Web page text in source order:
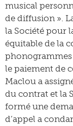
musical
de diffusion ».
la Société pour
équitable de la
phonogrammes
le paiement de
Maclou a
du contrat et la
formé une
d’appel a